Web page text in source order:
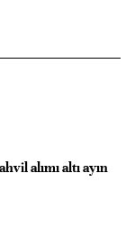
alımı altı ayın